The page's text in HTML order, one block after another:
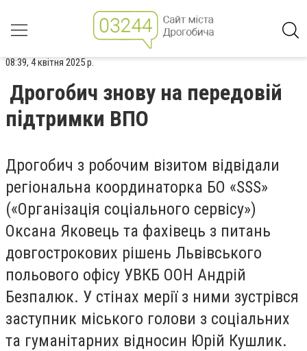
08:39, 4 квітня 2025 р.
Дрогобич знову на передовій
підтримки ВПО
Дрогобич з робочим візитом відвідали
регіональна координаторка БО «SSS»
(«Організація соціального сервісу»)
Оксана Яковець та фахівець з питань
довгострокових рішень Львівського
польового офісу УВКБ ООН Андрій
Безпалюк. У стінах мерії з ними зустрівся
заступник міського голови з соціальних
та гуманітарних відносин Юрій Кушлик.